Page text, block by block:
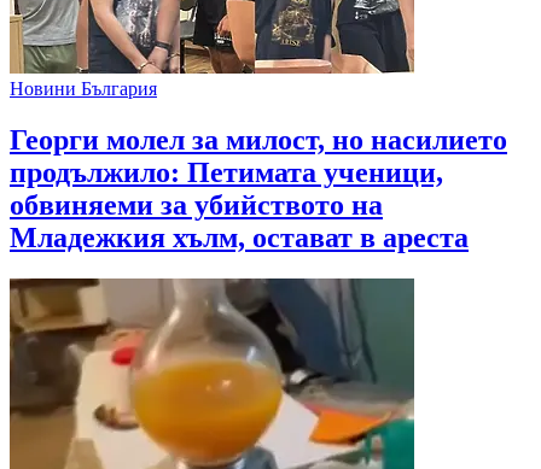
Новини България
Георги молел за милост, но насилието
продължило: Петимата ученици,
обвиняеми за убийството на
Младежкия хълм, остават в ареста